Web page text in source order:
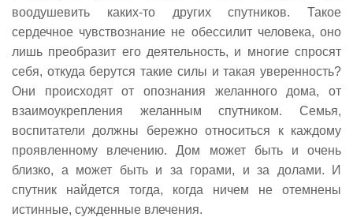
воодушевить каких-то других спутников. Такое
сердечное чувствознание не обессилит человека, оно
лишь преобразит его деятельность, и многие спросят
себя, откуда берутся такие силы и такая уверенность?
Они происходят от опознания желанного дома, от
взаимоукрепления желанным спутником. Семья,
воспитатели должны бережно относиться к каждому
проявленному влечению. Дом может быть и очень
близко, а может быть и за горами, и за долами. И
спутник найдется тогда, когда ничем не отемнены
истинные, сужденные влечения.